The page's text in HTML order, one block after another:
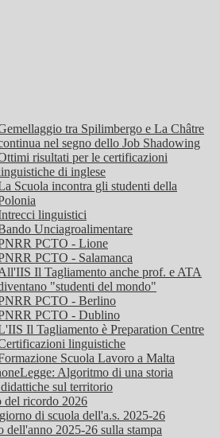
tra Spilimbergo e La Châtre
nel segno dello Job Shadowing
risultati per le certificazioni
di inglese
Scuola incontra gli studenti della
linguistici
Unciagroalimentare
PCTO - Lione
PCTO - Salamanca
Il Tagliamento anche prof. e ATA
"studenti del mondo"
PCTO - Berlino
PCTO - Dublino
Il Tagliamento è Preparation Centre
linguistiche
Scuola Lavoro a Malta
Algoritmo di una storia
sul territorio
del ricordo 2026
di scuola dell'a.s. 2025-26
dell'anno 2025-26 sulla stampa